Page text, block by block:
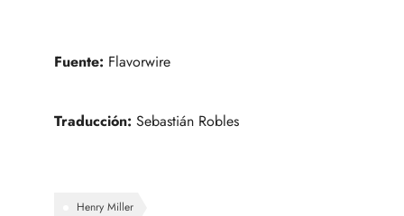
Fuente: Flavorwire
Traducción: Sebastián Robles
Henry Miller